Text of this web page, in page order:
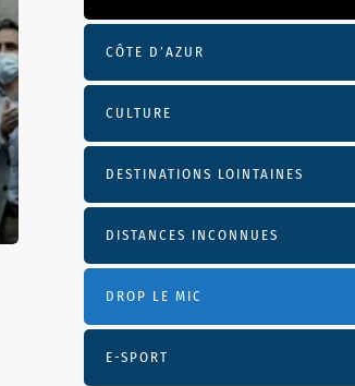
CÔTE D’AZUR
CULTURE
DESTINATIONS LOINTAINES
DISTANCES INCONNUES
DROP LE MIC
E-SPORT